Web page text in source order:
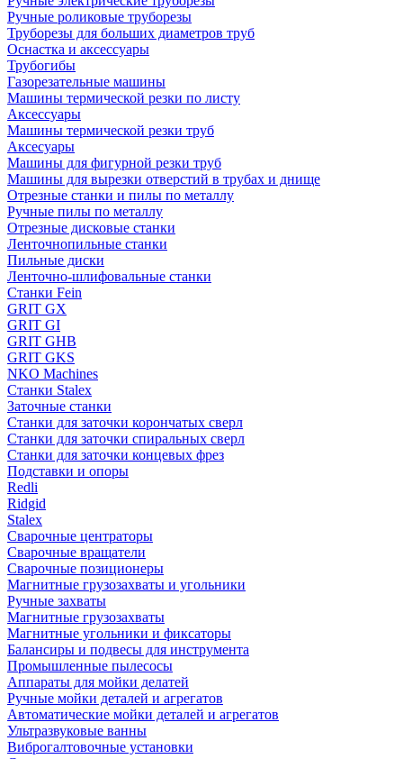
Ручные роликовые труборезы
Труборезы для больших диаметров труб
Оснастка и аксессуары
Трубогибы
Газорезательные машины
Машины термической резки по листу
Аксессуары
Машины термической резки труб
Аксесуары
Машины для фигурной резки труб
Машины для вырезки отверстий в трубах и днище
Отрезные станки и пилы по металлу
Ручные пилы по металлу
Отрезные дисковые станки
Ленточнопильные станки
Пильные диски
Ленточно-шлифовальные станки
Станки Fein
GRIT GX
GRIT GI
GRIT GHB
GRIT GKS
NKO Machines
Станки Stalex
Заточные станки
Станки для заточки корончатых сверл
Станки для заточки спиральных сверл
Станки для заточки концевых фрез
Подставки и опоры
Redli
Ridgid
Stalex
Сварочные центраторы
Сварочные вращатели
Сварочные позиционеры
Магнитные грузозахваты и угольники
Ручные захваты
Магнитные грузозахваты
Магнитные угольники и фиксаторы
Балансиры и подвесы для инструмента
Промышленные пылесосы
Аппараты для мойки делатей
Ручные мойки деталей и агрегатов
Автоматические мойки деталей и агрегатов
Ультразвуковые ванны
Виброгалтовочные установки